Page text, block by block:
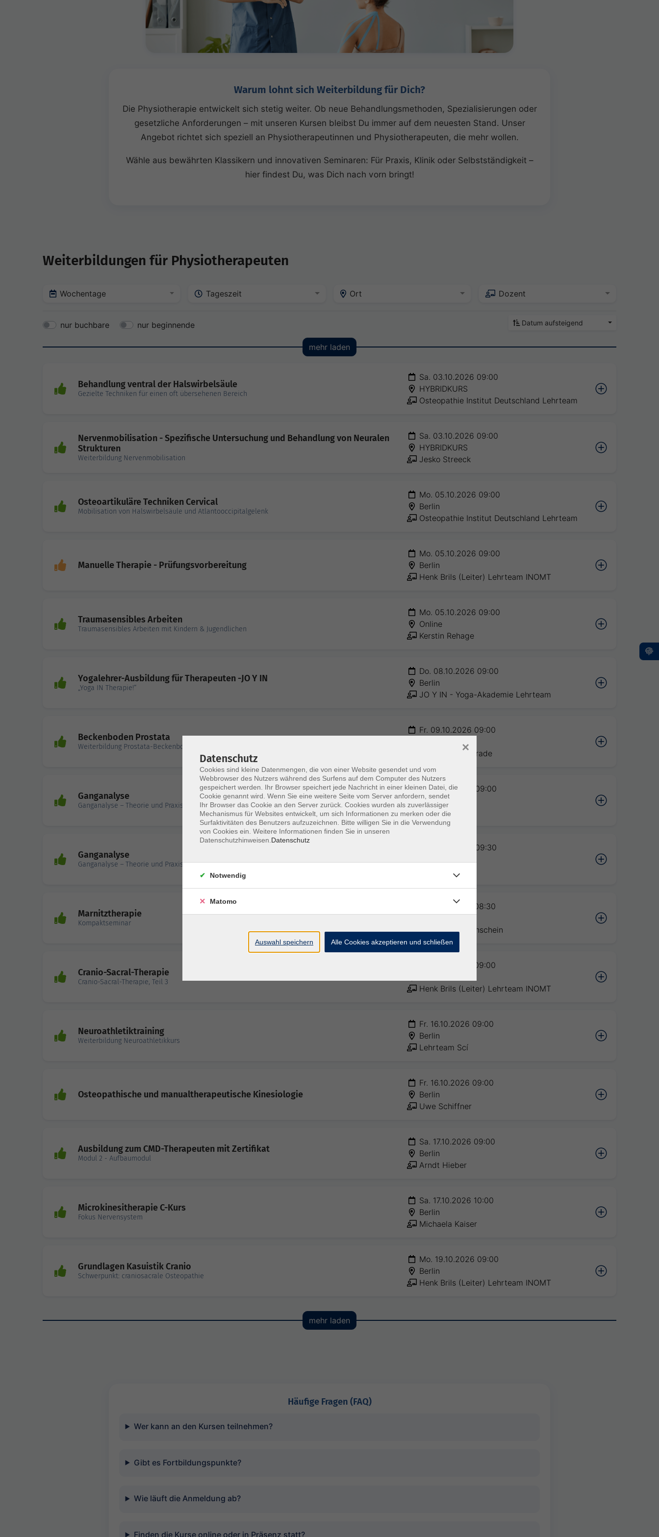
Warum lohnt sich Weiterbildung für Dich?
Die Physiotherapie entwickelt sich stetig weiter. Ob neue Behandlungsmethoden, Spezialisierungen oder
gesetzliche Anforderungen – mit unseren Kursen bleibst Du immer auf dem neuesten Stand. Unser
Angebot richtet sich speziell an Physiotherapeutinnen und Physiotherapeuten, die mehr wollen.
Wähle aus bewährten Klassikern und innovativen Seminaren: Für Praxis, Klinik oder Selbstständigkeit –
hier findest Du, was Dich nach vorn bringt!
Weiterbildungen für Physiotherapeuten
Wochentage Tageszeit Ort Dozent
nur buchbare nur beginnende Datum aufsteigend
mehr laden
Behandlung ventral der Halswirbelsäule
Gezielte Techniken für einen oft übersehenen Bereich
Sa. 03.10.2026 09:00
HYBRIDKURS
Osteopathie Institut Deutschland Lehrteam
Nervenmobilisation - Spezifische Untersuchung und Behandlung von Neuralen
Strukturen
Weiterbildung Nervenmobilisation
Sa. 03.10.2026 09:00
HYBRIDKURS
Jesko Streeck
Osteoartikuläre Techniken Cervical
Mobilisation von Halswirbelsäule und Atlantooccipitalgelenk
Mo. 05.10.2026 09:00
Berlin
Osteopathie Institut Deutschland Lehrteam
Manuelle Therapie - Prüfungsvorbereitung
Mo. 05.10.2026 09:00
Berlin
Henk Brils (Leiter) Lehrteam INOMT
Traumasensibles Arbeiten
Traumasensibles Arbeiten mit Kindern & Jugendlichen
Mo. 05.10.2026 09:00
Online
Kerstin Rehage
Yogalehrer-Ausbildung für Therapeuten -JO Y IN
„Yoga IN Therapie!“
Do. 08.10.2026 09:00
Berlin
JO Y IN - Yoga-Akademie Lehrteam
Beckenboden Prostata
Weiterbildung Prostata-Beckenbodenkurs
Fr. 09.10.2026 09:00
HYBRIDKURS
Cathleen de Parade
Ganganalyse
Ganganalyse – Theorie und Praxis
Sa. 10.10.2026 09:00
Online
Simone Paulyn
Ganganalyse
Ganganalyse – Theorie und Praxis
Sa. 10.10.2026 09:30
Simone Paulyn
Marnitztherapie
Kompaktseminar
Mi. 14.10.2026 08:30
Johanna Blumenschein
Cranio-Sacral-Therapie
Cranio-Sacral-Therapie, Teil 3
Mi. 14.10.2026 09:00
Henk Brils (Leiter) Lehrteam INOMT
Neuroathletiktraining
Weiterbildung Neuroathletikkurs
Fr. 16.10.2026 09:00
Berlin
Lehrteam Scí
Osteopathische und manualtherapeutische Kinesiologie
Fr. 16.10.2026 09:00
Berlin
Uwe Schiffner
Ausbildung zum CMD-Therapeuten mit Zertifikat
Modul 2 - Aufbaumodul
Sa. 17.10.2026 09:00
Berlin
Arndt Hieber
Microkinesitherapie C-Kurs
Fokus Nervensystem
Sa. 17.10.2026 10:00
Berlin
Michaela Kaiser
Grundlagen Kasuistik Cranio
Schwerpunkt: craniosacrale Osteopathie
Mo. 19.10.2026 09:00
Berlin
Henk Brils (Leiter) Lehrteam INOMT
mehr laden
Häufige Fragen (FAQ)
Wer kann an den Kursen teilnehmen?
Gibt es Fortbildungspunkte?
Wie läuft die Anmeldung ab?
Finden die Kurse online oder in Präsenz statt?
Datenschutz
Cookies sind kleine Datenmengen, die von einer Website gesendet und vom
Webbrowser des Nutzers während des Surfens auf dem Computer des Nutzers
gespeichert werden. Ihr Browser speichert jede Nachricht in einer kleinen Datei, die
Cookie genannt wird. Wenn Sie eine weitere Seite vom Server anfordern, sendet
Ihr Browser das Cookie an den Server zurück. Cookies wurden als zuverlässiger
Mechanismus für Websites entwickelt, um sich Informationen zu merken oder die
Surfaktivitäten des Benutzers aufzuzeichnen. Bitte willigen Sie in die Verwendung
von Cookies ein. Weitere Informationen finden Sie in unseren
Datenschutzhinweisen. Datenschutz
×
Notwendig
Matomo
Auswahl speichern Alle Cookies akzeptieren und schließen